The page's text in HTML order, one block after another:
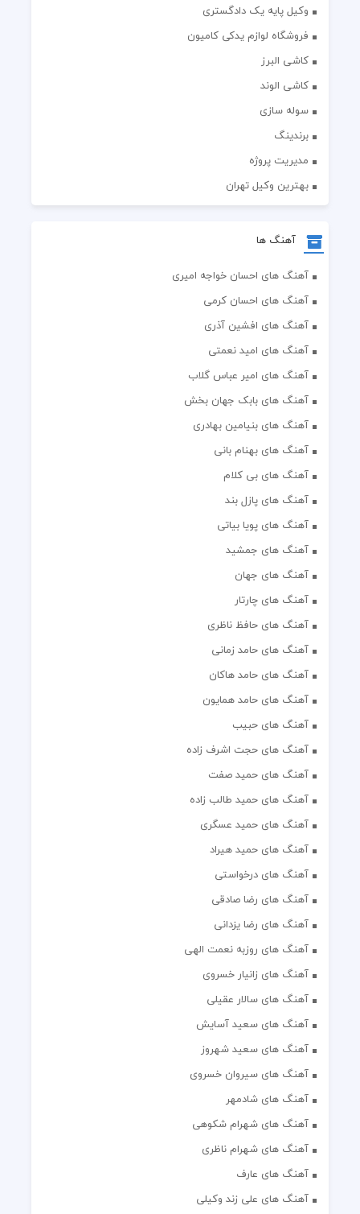
وکیل پایه یک دادگستری
فروشگاه لوازم یدکی کامیون
کاشی البرز
کاشی الوند
سوله سازی
برندینگ
مدیریت پروژه
بهترین وکیل تهران
آهنگ ها
آهنگ های احسان خواجه امیری
آهنگ های احسان کرمی
آهنگ های افشین آذری
آهنگ های امید نعمتی
آهنگ های امیر عباس گلاب
آهنگ های بابک جهان بخش
آهنگ های بنیامین بهادری
آهنگ های بهنام بانی
آهنگ های بی کلام
آهنگ های پازل بند
آهنگ های پویا بیاتی
آهنگ های جمشید
آهنگ های جهان
آهنگ های چارتار
آهنگ های حافظ ناظری
آهنگ های حامد زمانی
آهنگ های حامد هاکان
آهنگ های حامد همایون
آهنگ های حبیب
آهنگ های حجت اشرف زاده
آهنگ های حمید صفت
آهنگ های حمید طالب زاده
آهنگ های حمید عسگری
آهنگ های حمید هیراد
آهنگ های درخواستی
آهنگ های رضا صادقی
آهنگ های رضا یزدانی
آهنگ های روزبه نعمت الهی
آهنگ های زانیار خسروی
آهنگ های سالار عقیلی
آهنگ های سعید آسایش
آهنگ های سعید شهروز
آهنگ های سیروان خسروی
آهنگ های شادمهر
آهنگ های شهرام شکوهی
آهنگ های شهرام ناظری
آهنگ های عارف
آهنگ های علی زند وکیلی